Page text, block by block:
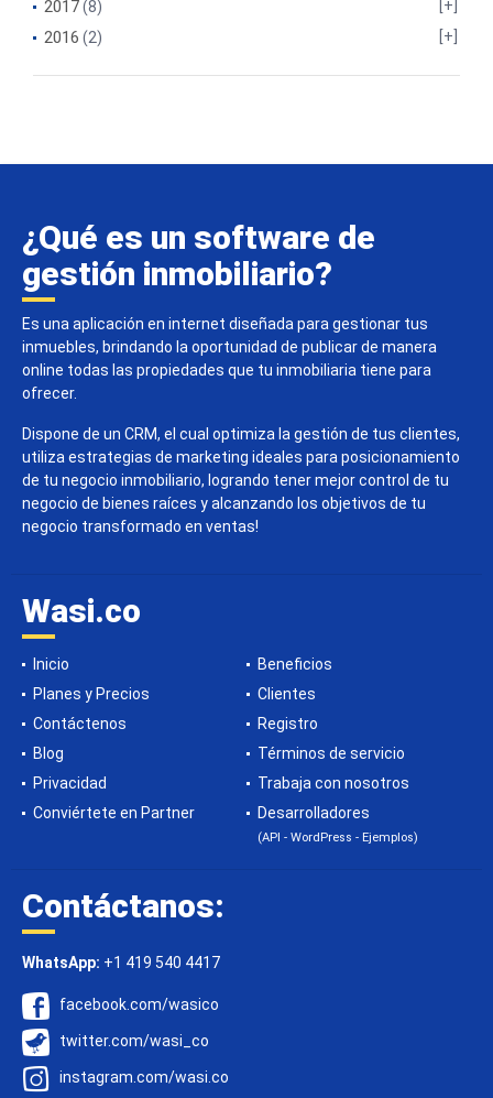
2017(8)
2016 (2)
¿Qué es un software de
gestión inmobiliario?
Es una aplicación en internet diseñada para gestionar tus
inmuebles, brindando la oportunidad de publicar de manera
online todas las propiedades que tu inmobiliaria tiene para
ofrecer.
Dispone de un CRM, el cual optimiza la gestión de tus clientes,
utiliza estrategias de marketing ideales para posicionamiento
de tu negocio inmobiliario, logrando tener mejor control de tu
negocio de bienes raíces y alcanzando los objetivos de tu
negocio transformado en ventas!
Wasi.co
Inicio
Beneficios
Planes y Precios
Clientes
Contáctenos
Registro
Blog
Términos de servicio
Privacidad
Trabaja con nosotros
Conviértete en Partner
Desarrolladores
(API - WordPress - Ejemplos)
Contáctanos:
WhatsApp: +1 419 540 4417
facebook.com/wasico
twitter.com/wasi_co
instagram.com/wasi.co